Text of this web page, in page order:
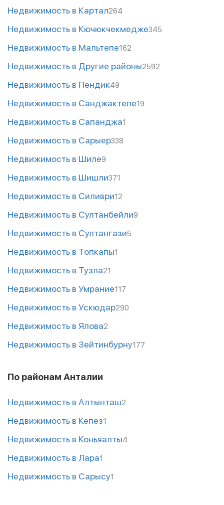
Недвижимость в Картал264
Недвижимость в Кючюкчекмедже345
Недвижимость в Мальтепе162
Недвижимость в Другие районы2592
Недвижимость в Пендик49
Недвижимость в Санджактепе19
Недвижимость в Сапанджа1
Недвижимость в Сарыер338
Недвижимость в Шиле9
Недвижимость в Шишли371
Недвижимость в Силиври12
Недвижимость в Султанбейли9
Недвижимость в Султангази5
Недвижимость в Топкапы1
Недвижимость в Тузла21
Недвижимость в Умрание117
Недвижимость в Ускюдар290
Недвижимость в Ялова2
Недвижимость в Зейтинбурну177
По районам Анталии
Недвижимость в Алтынташ2
Недвижимость в Кепез1
Недвижимость в Коньяалты4
Недвижимость в Лара1
Недвижимость в Сарысу1